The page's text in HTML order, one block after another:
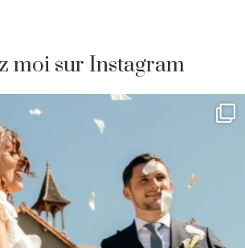
moi sur Instagram